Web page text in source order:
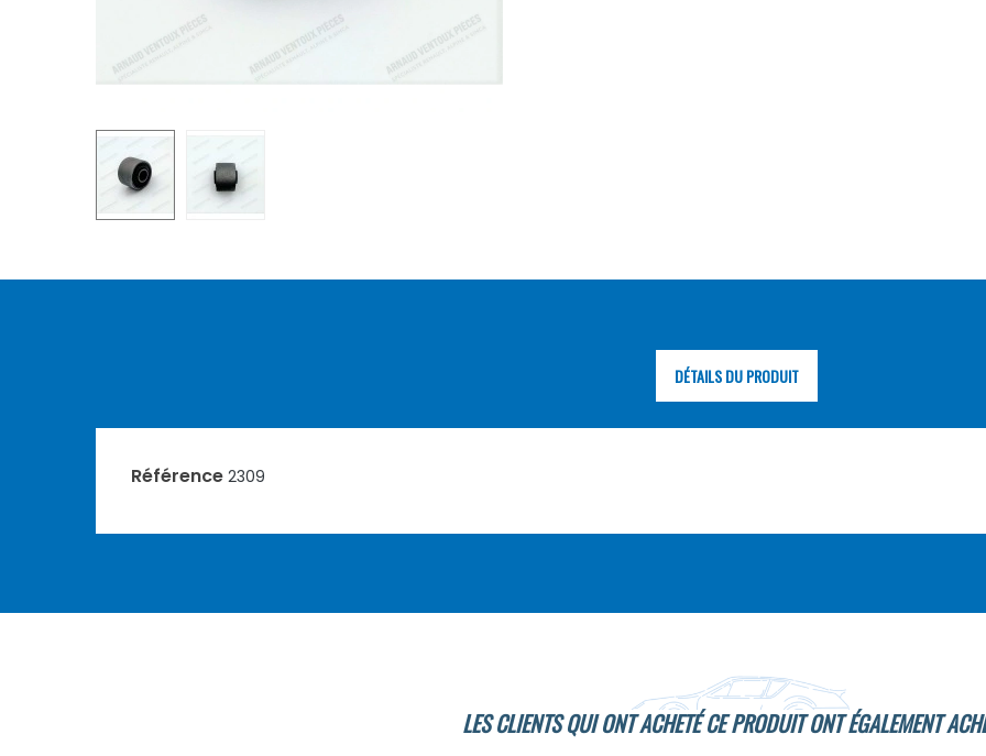
DÉTAILS DU PRODUIT
Référence 2309
LES CLIENTS QUI ONT ACHETÉ CE PRODUIT ONT ÉGALEMENT